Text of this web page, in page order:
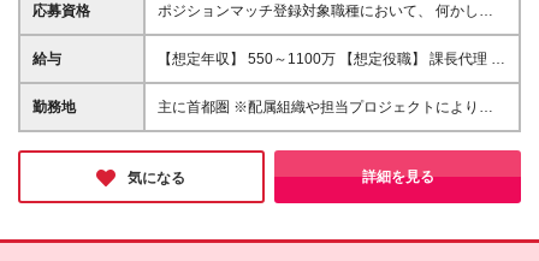
応募資格
ポジションマッチ登録対象職種において、 何かしら
の知識・経験を有する方
給与
【想定年収】 550～1100万 【想定役職】 課長代理 主
任 一般 ※これまでの経験・年齢などを考慮し、当社
給与規則に基づき決定します。 ※残業手当 一般社
制）・管理職の場合：なし 裁量労働の場合につい
て裁量労働手当がございますが、超過分の時間外手当
勤務地
主に首都圏 ※配属組織や担当プロジェクトにより異な
ります
気になる 詳細を見る